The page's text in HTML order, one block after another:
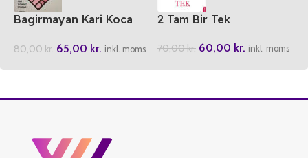
Bagirmayan Kari Koca
80,00kr. 65,00 kr. inkl. moms
2 Tam Bir Tek
70,00kr. 60,00 kr. inkl. moms